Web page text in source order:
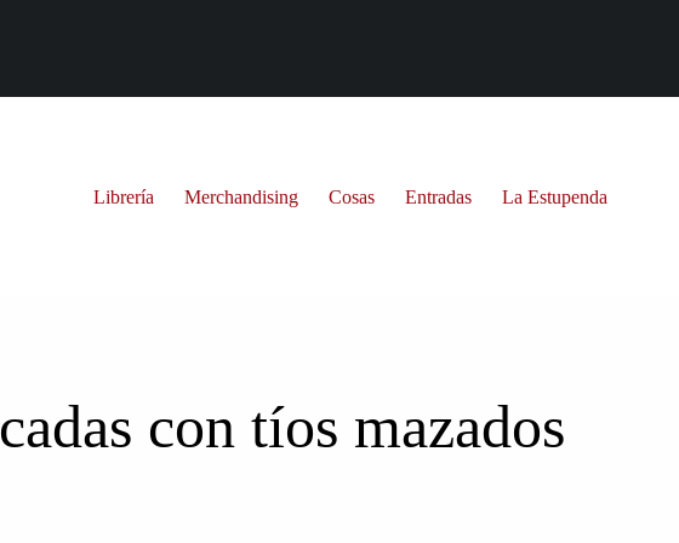
Librería Merchandising Cosas Entradas La Estupenda
con tíos mazados